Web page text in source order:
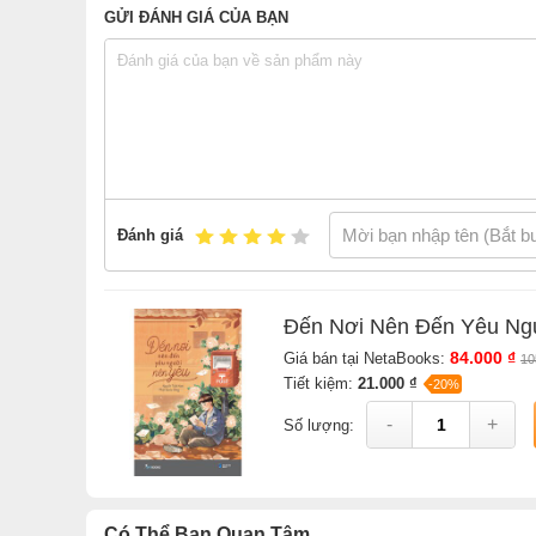
tuổi trẻ, vì bạn xứng đáng với những điều đẹp đẽ
GỬI ĐÁNH GIÁ CỦA BẠN
Đánh giá
Đến Nơi Nên Đến Yêu
Giá bán tại NetaBooks: 84.000 ₫
Tiết kiệm: 21.000 ₫ -20%
Số lượng: - +